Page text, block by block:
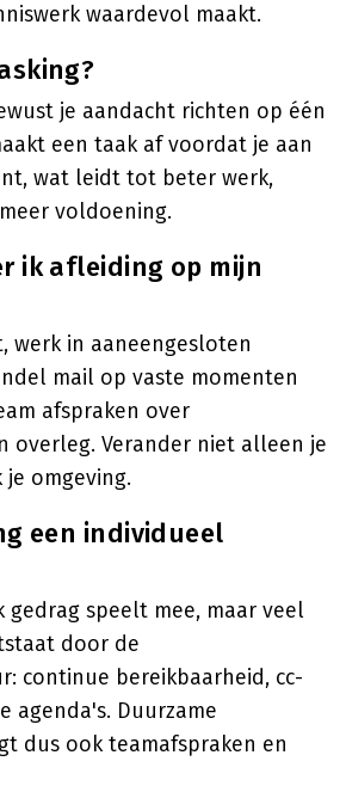
waardevol maakt.
je aandacht richten op één
een taak af voordat je aan
wat leidt tot beter werk,
voldoening.
ik afleiding op mijn
werk in aaneengesloten
mail op vaste momenten
afspraken over
overleg. Verander niet alleen je
omgeving.
een individueel
gedrag speelt mee, maar veel
door de
continue bereikbaarheid, cc-
agenda's. Duurzame
dus ook teamafspraken en